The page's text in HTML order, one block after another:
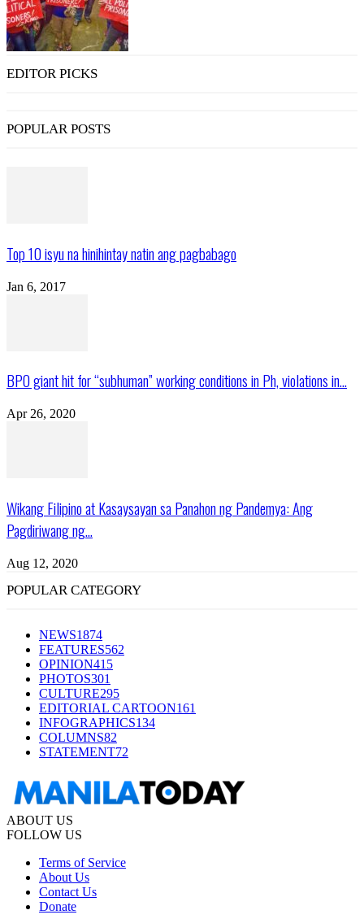
EDITOR PICKS
POPULAR POSTS
Top 10 isyu na hinihintay natin ang pagbabago
Jan 6, 2017
BPO giant hit for “subhuman” working conditions in Ph, violations in...
Apr 26, 2020
Wikang Filipino at Kasaysayan sa Panahon ng Pandemya: Ang
Pagdiriwang ng...
Aug 12, 2020
POPULAR CATEGORY
NEWS1874
FEATURES562
OPINION415
PHOTOS301
CULTURE295
EDITORIAL CARTOON161
INFOGRAPHICS134
COLUMNS82
STATEMENT72
ABOUT US
FOLLOW US
Terms of Service
About Us
Contact Us
Donate